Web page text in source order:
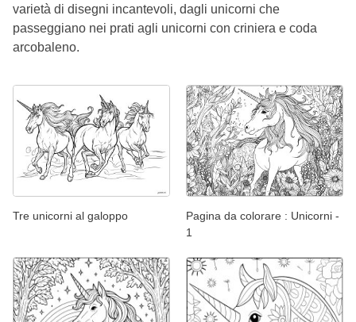
varietà di disegni incantevoli, dagli unicorni che
passeggiano nei prati agli unicorni con criniera e coda
arcobaleno.
Tre unicorni al galoppo
Pagina da colorare : Unicorni -
1